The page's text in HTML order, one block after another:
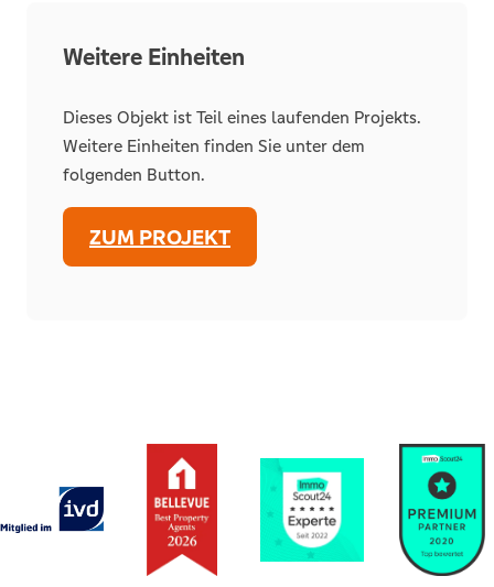
Weitere Einheiten
Dieses Objekt ist Teil eines laufenden Projekts.
Weitere Einheiten finden Sie unter dem
folgenden Button.
ZUM PROJEKT